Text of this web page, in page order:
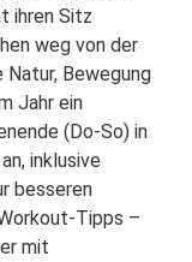
ihren Sitz
weg von der
Natur, Bewegung
Jahr ein
(Do-So) in
inklusive
besseren
Tipps –
mit